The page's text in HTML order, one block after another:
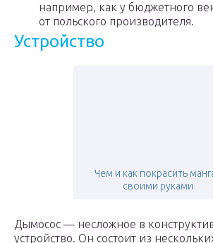
например, как у бюджетного
от польского производителя.
Устройство
Чем и как покрасить
своими руками
Дымосос — несложное в
устройство. Он состоит из